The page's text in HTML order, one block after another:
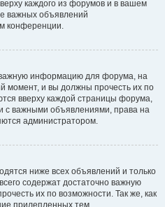
каждого из форумов и в вашем
важных объявлений
конференции.
информацию для форума, на
момент, и вы должны прочесть их по
вверху каждой страницы форума,
с важными объявлениями, права на
администратором.
ниже всех объявлений и только
содержат достаточно важную
их по возможности. Так же, как
прилепленных тем